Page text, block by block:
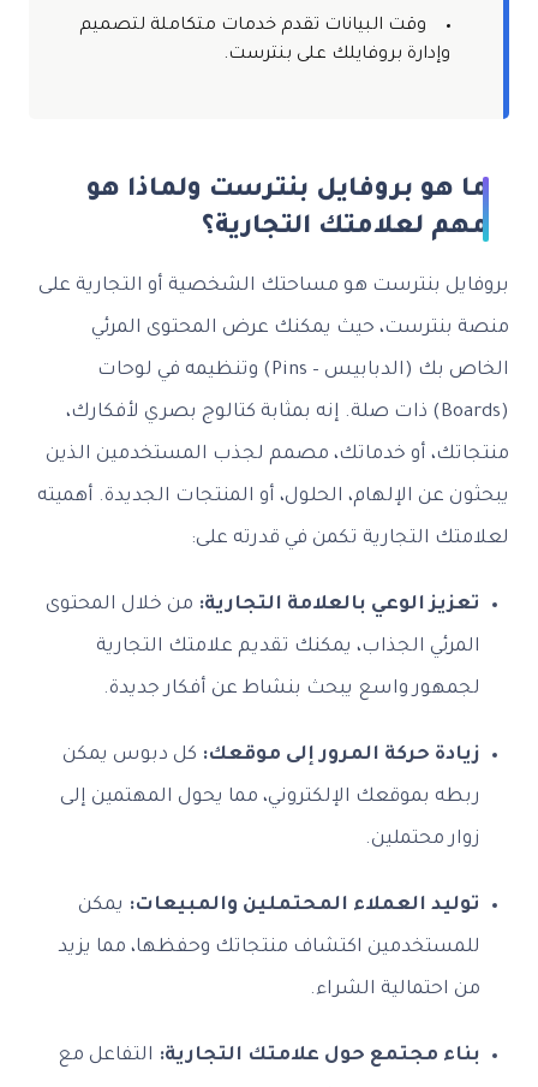
وقت البيانات تقدم خدمات متكاملة لتصميم
وإدارة بروفايلك على بنترست.
ما هو بروفايل بنترست ولماذا هو
مهم لعلامتك التجارية؟
بروفايل بنترست هو مساحتك الشخصية أو التجارية على
منصة بنترست، حيث يمكنك عرض المحتوى المرئي
الخاص بك (الدبابيس – Pins) وتنظيمه في لوحات
(Boards) ذات صلة. إنه بمثابة كتالوج بصري لأفكارك،
منتجاتك، أو خدماتك، مصمم لجذب المستخدمين الذين
يبحثون عن الإلهام، الحلول، أو المنتجات الجديدة. أهميته
لعلامتك التجارية تكمن في قدرته على:
تعزيز الوعي بالعلامة التجارية: من خلال المحتوى
المرئي الجذاب، يمكنك تقديم علامتك التجارية
لجمهور واسع يبحث بنشاط عن أفكار جديدة.
زيادة حركة المرور إلى موقعك: كل دبوس يمكن
ربطه بموقعك الإلكتروني، مما يحول المهتمين إلى
زوار محتملين.
توليد العملاء المحتملين والمبيعات: يمكن
للمستخدمين اكتشاف منتجاتك وحفظها، مما يزيد
من احتمالية الشراء.
بناء مجتمع حول علامتك التجارية: التفاعل مع